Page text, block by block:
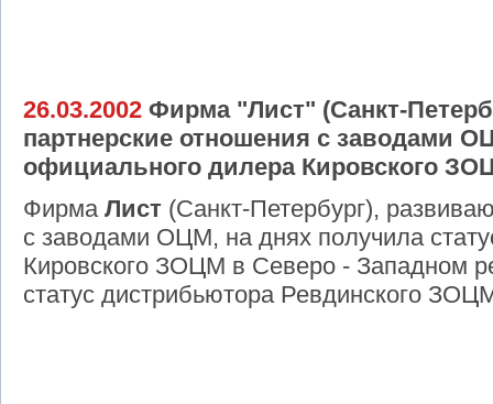
26.03.2002 Фирма "Лист" (Санкт-
партнерские отношения с заводами
официального дилера Кировского
Фирма Лист (Санкт-Петербург),
с заводами ОЦМ, на днях получила
Кировского ЗОЦМ в Северо - Западном
статус дистрибьютора Ревдинского